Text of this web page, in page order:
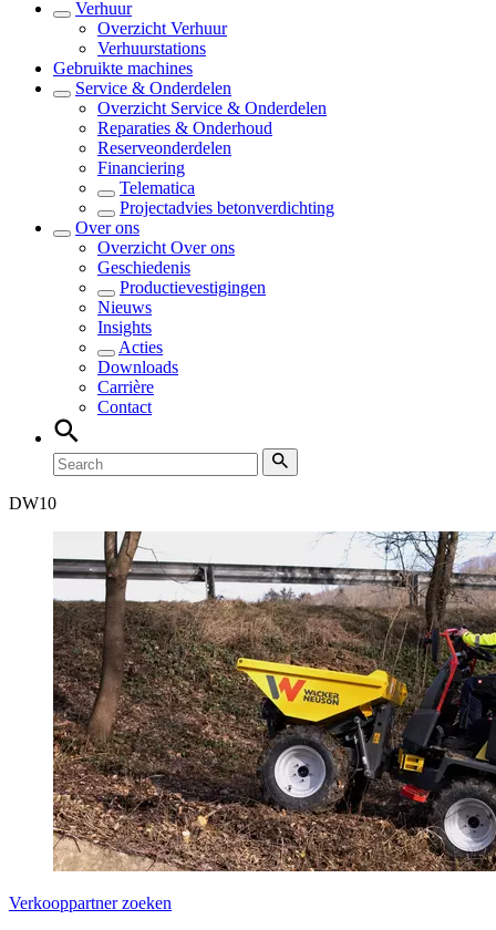
Verhuur
Overzicht Verhuur
Verhuurstations
Gebruikte machines
Service & Onderdelen
Overzicht Service & Onderdelen
Reparaties & Onderhoud
Reserveonderdelen
Financiering
Telematica
Projectadvies betonverdichting
Over ons
Overzicht Over ons
Geschiedenis
Productievestigingen
Nieuws
Insights
Acties
Downloads
Carrière
Contact
DW10
Verkooppartner zoeken